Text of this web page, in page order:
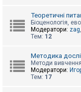
б
е
Теоретичні
Біоценологія,
Модератори: zag,
Тем: 12
Методика
Методи вивчення
Модератори:
Тем: 17